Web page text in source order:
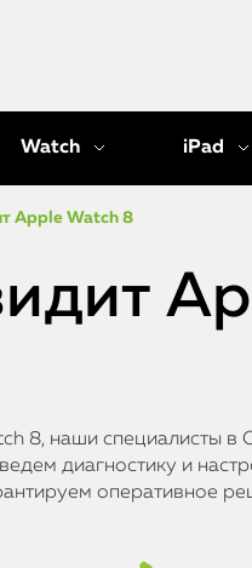
Watch iPad
Apple Watch 8
8, наши специалисты в
диагностику и
оперативное